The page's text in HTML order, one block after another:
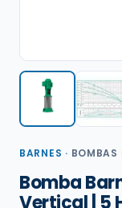
BARNES · BOMBAS
Bomba
Vertical | 5